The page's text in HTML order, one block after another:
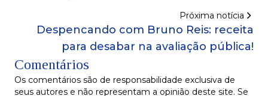
Próxima notícia
Despencando com Bruno Reis: receita
para desabar na avaliação pública!
Comentários
Os comentários são de responsabilidade exclusiva de
seus autores e não representam a opinião deste site. Se